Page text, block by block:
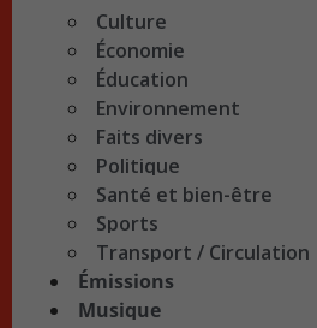
Culture
Économie
Éducation
Environnement
Faits divers
Politique
Santé et bien-être
Sports
Transport / Circulation
Émissions
Musique